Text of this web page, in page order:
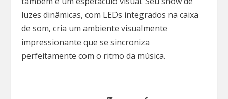
luzes dinâmicas, com LEDs integrados na caixa
de som, cria um ambiente visualmente
impressionante que se sincroniza
perfeitamente com o ritmo da música.